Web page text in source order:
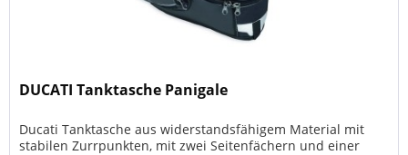
DUCATI Tanktasche Panigale
Ducati Tanktasche aus widerstandsfähigem Material mit
stabilen Zurrpunkten, mit zwei Seitenfächern und einer